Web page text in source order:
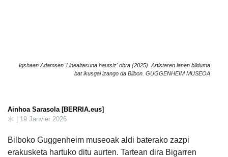
Igshaan Adamsen 'Linealtasuna hautsiz' obra (2025). Artistaren lanen bilduma
bat ikusgai izango da Bilbon. GUGGENHEIM MUSEOA
Ainhoa Sarasola [BERRIA.eus]
| 19 Janvier 2026
Bilboko Guggenheim museoak aldi baterako zazpi
erakusketa hartuko ditu aurten. Tartean dira Bigarren